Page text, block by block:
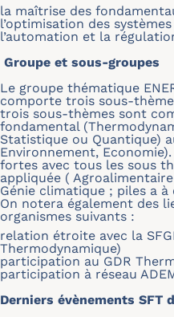
la maîtrise des
l’optimisation des
l’automation et la
Groupe et sous-groupes
Le groupe thématique
comporte trois sous-
trois sous-thèmes sont
fondamental
Statistique ou Quantique)
Environnement,
fortes avec tous les sous
appliquée (
Génie climatique ; piles a
On notera également des
organismes suivants :
relation étroite avec la
Thermodynamique)
participation au GDR
participation à réseau
Derniers évènements SFT